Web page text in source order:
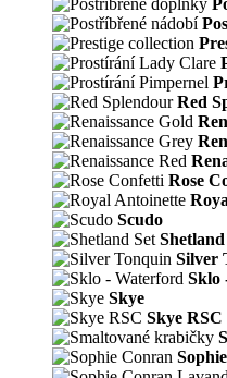
Red
Rose
Scudo
Shetland
Silver
Sklo
Skye
Skye RSC